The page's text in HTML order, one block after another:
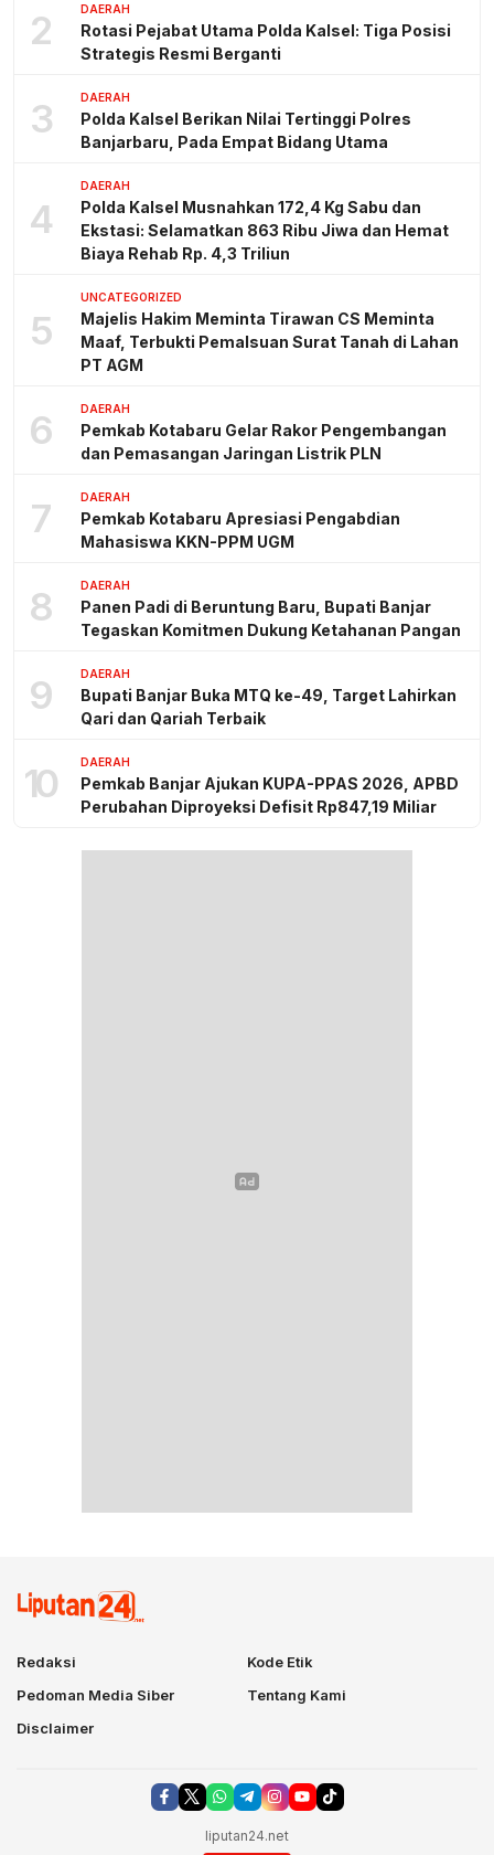
2 DAERAH
Rotasi Pejabat Utama Polda Kalsel: Tiga Posisi
Strategis Resmi Berganti
3 DAERAH
Polda Kalsel Berikan Nilai Tertinggi Polres
Banjarbaru, Pada Empat Bidang Utama
4
DAERAH
Polda Kalsel Musnahkan 172,4 Kg Sabu dan
Ekstasi: Selamatkan 863 Ribu Jiwa dan Hemat
Biaya Rehab Rp. 4,3 Triliun
5
UNCATEGORIZED
Majelis Hakim Meminta Tirawan CS Meminta
Maaf, Terbukti Pemalsuan Surat Tanah di Lahan
PT AGM
6 DAERAH
Pemkab Kotabaru Gelar Rakor Pengembangan
dan Pemasangan Jaringan Listrik PLN
7 DAERAH
Pemkab Kotabaru Apresiasi Pengabdian
Mahasiswa KKN-PPM UGM
8 DAERAH
Panen Padi di Beruntung Baru, Bupati Banjar
Tegaskan Komitmen Dukung Ketahanan Pangan
9 DAERAH
Bupati Banjar Buka MTQ ke-49, Target Lahirkan
Qari dan Qariah Terbaik
10 DAERAH
Pemkab Banjar Ajukan KUPA-PPAS 2026, APBD
Perubahan Diproyeksi Defisit Rp847,19 Miliar
Redaksi
Kode Etik
Pedoman Media Siber
Tentang Kami
Disclaimer
liputan24.net